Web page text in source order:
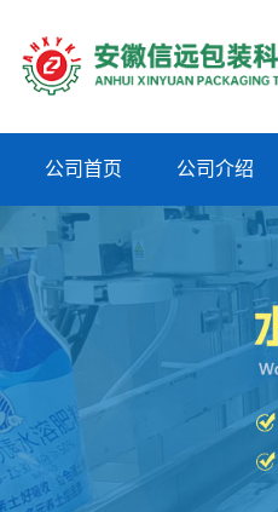
公司首页 公司介绍